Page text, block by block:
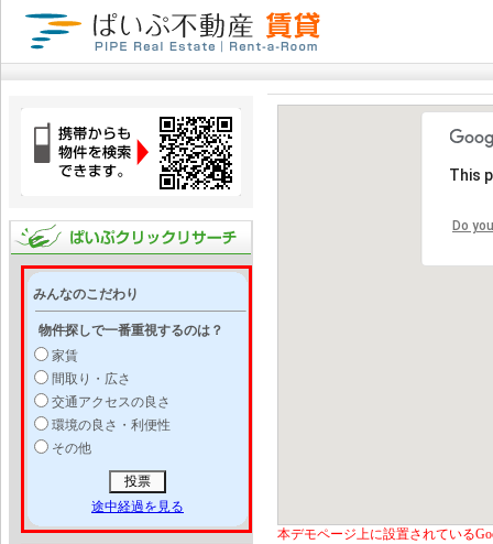
みんなのこだわり
物件探しで一番重視するのは？
家賃
間取り・広さ
交通アクセスの良さ
環境の良さ・利便性
その他
途中経過を見る
This
Do
本デモページ上に設置されている